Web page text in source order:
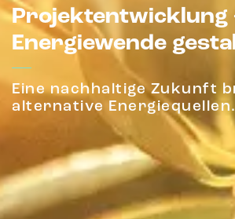
Projektentwicklung
Energiewende
Eine nachhaltige Zukunft
alternative Energiequellen.